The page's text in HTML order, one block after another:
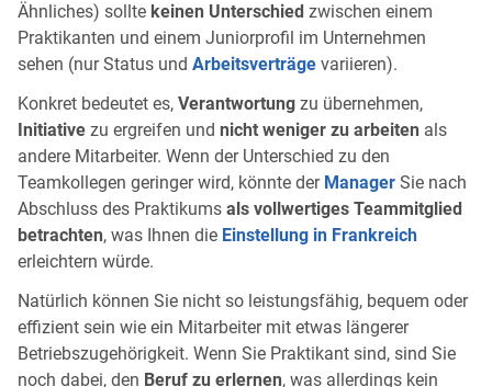
Ähnliches) sollte keinen Unterschied zwischen einem
Praktikanten und einem Juniorprofil im Unternehmen
sehen (nur Status und Arbeitsverträge variieren).
Konkret bedeutet es, Verantwortung zu übernehmen,
Initiative zu ergreifen und nicht weniger zu arbeiten als
andere Mitarbeiter. Wenn der Unterschied zu den
Teamkollegen geringer wird, könnte der Manager Sie nach
Abschluss des Praktikums als vollwertiges Teammitglied
betrachten, was Ihnen die Einstellung in Frankreich
erleichtern würde.
Natürlich können Sie nicht so leistungsfähig, bequem oder
effizient sein wie ein Mitarbeiter mit etwas längerer
Betriebszugehörigkeit. Wenn Sie Praktikant sind, sind Sie
noch dabei, den Beruf zu erlernen, was allerdings kein